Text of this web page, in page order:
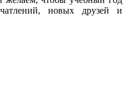
новых друзей и